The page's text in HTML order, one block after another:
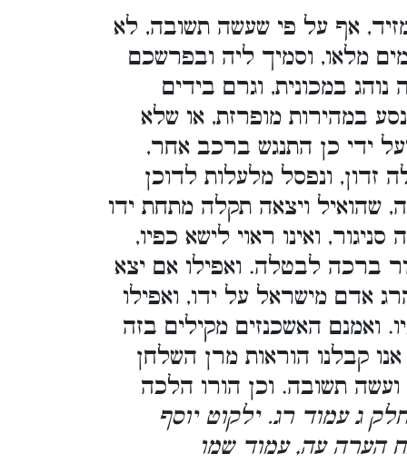
אף על פי שעשה תשובה, לא
מלאו, וסמיך ליה ובפרשכם
במכונית, וגרם בידים
במהירות מופרזת, או שלא
ידי כן התנגש ברכב אחר,
זדון, ונפסל מלעלות לדוכן
שהואיל ויצאה תקלה מתחת ידו
ואינו ראוי לישא כפיו,
ברכה לבטלה. ואפילו אם יצא
אדם מישראל על ידו, ואפילו
ואמנם האשכנזים מקילים בזה
קבלנו הוראות מרן השלחן
ועשה תשובה. וכן הורו הלכה
ג עמוד רג. ילקוט יוסף
הערה עה, עמוד שמו